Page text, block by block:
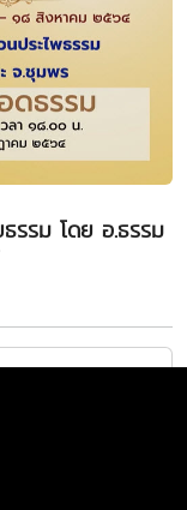
รรม โดย อ.ธรรม